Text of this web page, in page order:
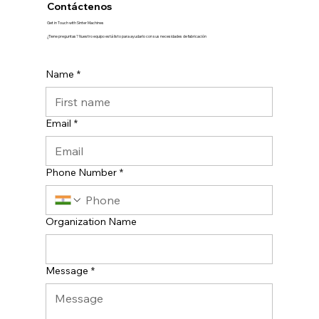
Contáctenos
Get in Touch with Sinter Machines
¿Tiene preguntas? Nuestro equipo está listo para ayudarlo con sus necesidades de fabricación
Name *
Email *
Phone Number *
Organization Name
Message *